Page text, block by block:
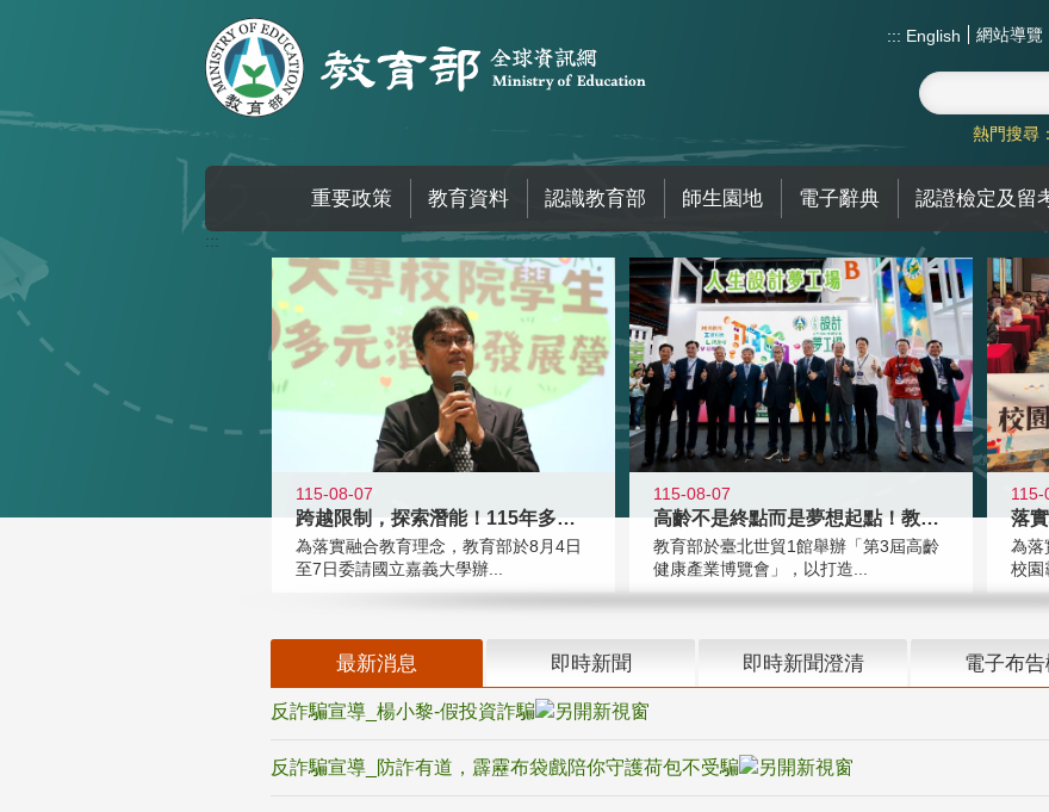
::: English 網站導覽
熱門搜尋：
重要政策 教育資料 認識教育部 師生園地 電子辭典 認證檢定及留
:::
115-08-07
跨越限制，探索潛能！115年多元潛
為落實融合教育理念，教育部於8月4日
至7日委請國立嘉義大學辦...
115-08-07
高齡不是終點而是夢想起點！教育部打
教育部於臺北世貿1館舉辦「第3屆高齡
健康產業博覽會」，以打造...
115-
為落
校園
最新消息 即時新聞 即時新聞澄清 電子布告
反詐騙宣導_楊小黎-假投資詐騙
反詐騙宣導_防詐有道，霹靂布袋戲陪你守護荷包不受騙